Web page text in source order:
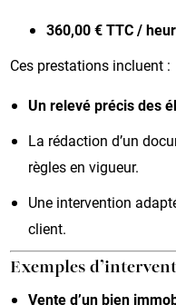
360,00 € TTC /
Ces prestations incluent :
Un relevé précis des
La rédaction d’un
règles en vigueur.
Une intervention
client.
Exemples
Vente d’un bien